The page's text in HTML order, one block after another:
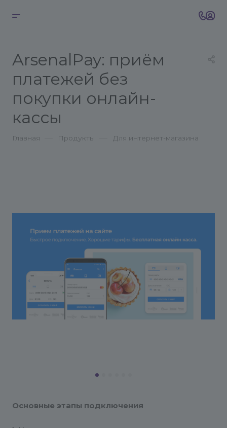
ArsenalPay: приём
платежей без
покупки онлайн-
кассы
Главная Продукты Для интернет-магазина
Основные этапы подключения